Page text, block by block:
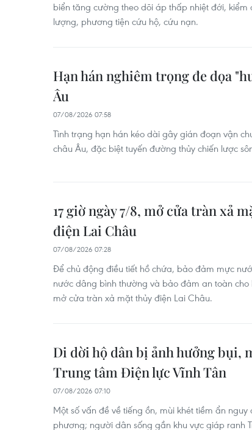
biển tăng cường theo dõi áp thấp nhiệt đới,
lượng, phương tiện cứu hộ, cứu nạn.
Hạn hán nghiêm trọng đe dọa
Âu
07/08/2026 07:58
Tình trạng hạn hán kéo dài gây gián đoạn vận
châu Âu, đặc biệt tuyến đường thủy chiến lược
17 giờ ngày 7/8, mở cửa tràn xả
điện Lai Châu
07/08/2026 07:28
Để chủ động điều tiết hồ chứa, bảo đảm mực
nước dâng bình thường và bảo đảm an toàn cho
mở cửa tràn xả mặt thủy điện Lai Châu.
Di dời hộ dân bị ảnh hưởng bụi,
Trung tâm Điện lực Vĩnh Tân
07/08/2026 07:10
Một số vấn đề về tiếng ồn, mùi khét tiềm ẩn
phương; người dân sống gần khu vực giáp ranh